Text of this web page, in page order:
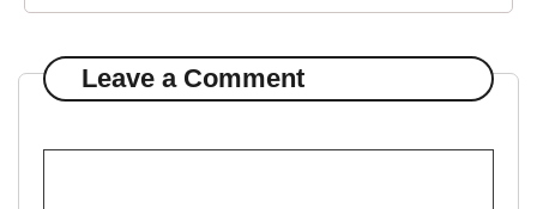
Leave a Comment